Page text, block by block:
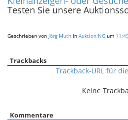
Testen Sie unsere
Geschrieben von Jörg Muth in Auktion:NG um
Trackbacks
Trackback-URL für
Keine
Kommentare